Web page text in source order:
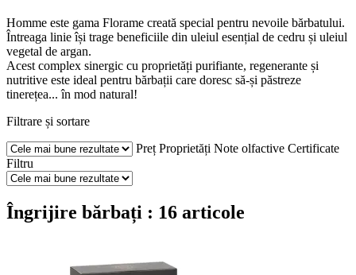
Homme este gama Florame creată special pentru nevoile bărbatului.
Întreaga linie își trage beneficiile din uleiul esențial de cedru și uleiul
vegetal de argan.
Acest complex sinergic cu proprietăți purifiante, regenerante și
nutritive este ideal pentru bărbații care doresc să-și păstreze
tinerețea... în mod natural!
Filtrare și sortare
Preț Proprietăți Note olfactive Certificate
Filtru
Îngrijire bărbați : 16 articole